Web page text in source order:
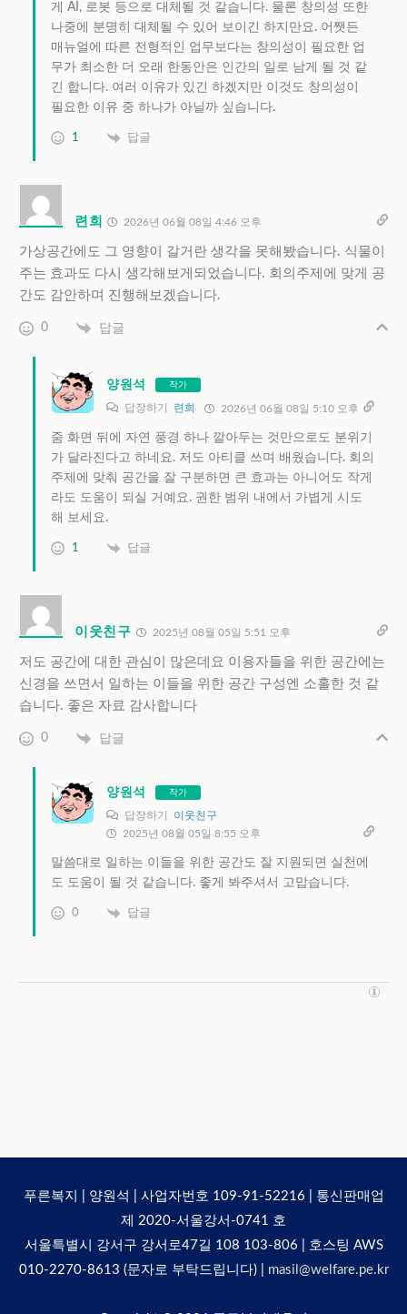
게 AI, 로봇 등으로 대체될 것 같습니다. 물론 창의성 또한
나중에 분명히 대체될 수 있어 보이긴 하지만요. 어쨋든
매뉴얼에 따른 전형적인 업무보다는 창의성이 필요한 업
무가 최소한 더 오래 한동안은 인간의 일로 남게 될 것 같
긴 합니다. 여러 이유가 있긴 하겠지만 이것도 창의성이
필요한 이유 중 하나가 아닐까 싶습니다.
1 답글
련희 2026년 06월 08일 4:46 오후
가상공간에도 그 영향이 갈거란 생각을 못해봤습니다. 식물이
주는 효과도 다시 생각해보게되었습니다. 회의주제에 맞게 공
간도 감안하며 진행해보겠습니다.
0 답글
양원석 작가
답장하기 련희 2026년 06월 08일 5:10 오후
줌 화면 뒤에 자연 풍경 하나 깔아두는 것만으로도 분위기
가 달라진다고 하네요. 저도 아티클 쓰며 배웠습니다. 회의
주제에 맞춰 공간을 잘 구분하면 큰 효과는 아니어도 작게
라도 도움이 되실 거예요. 권한 범위 내에서 가볍게 시도
해 보세요.
1 답글
이웃친구 2025년 08월 05일 5:51 오후
저도 공간에 대한 관심이 많은데요 이용자들을 위한 공간에는
신경을 쓰면서 일하는 이들을 위한 공간 구성엔 소홀한 것 같
습니다. 좋은 자료 감사합니다
0 답글
양원석 작가
답장하기 이웃친구
2025년 08월 05일 8:55 오후
말씀대로 일하는 이들을 위한 공간도 잘 지원되면 실천에
도 도움이 될 것 같습니다. 좋게 봐주셔서 고맙습니다.
0 답글
푸른복지 | 양원석 | 사업자번호 109-91-52216 | 통신판매업
제 2020-서울강서-0741 호
서울특별시 강서구 강서로47길 108 103-806 | 호스팅 AWS
010-2270-8613 (문자로 부탁드립니다) | masil@welfare.pe.kr